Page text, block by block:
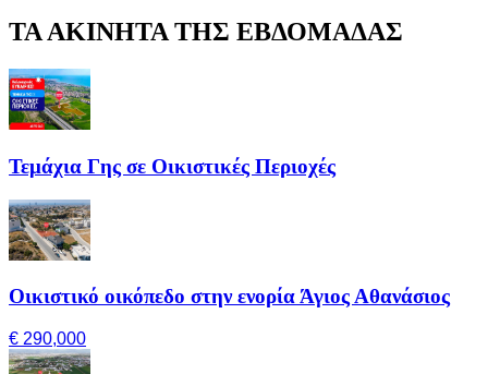
ΤΑ ΑΚΙΝΗΤΑ ΤΗΣ ΕΒΔΟΜΑΔΑΣ
Τεμάχια Γης σε Οικιστικές Περιοχές
Οικιστικό οικόπεδο στην ενορία Άγιος Αθανάσιος
€ 290,000